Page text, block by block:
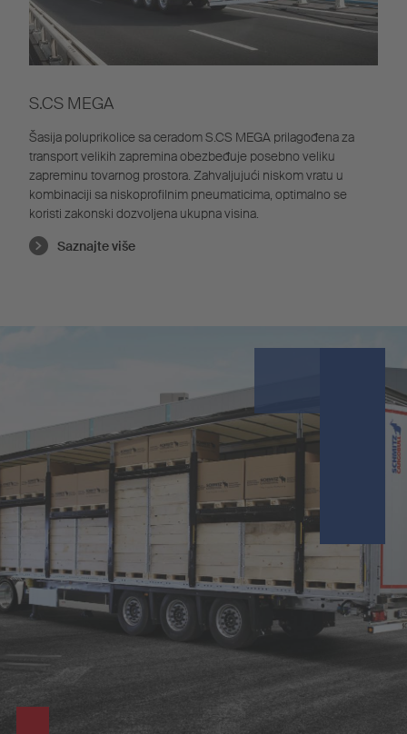
S.CS MEGA
Šasija poluprikolice sa ceradom S.CS MEGA prilagođena za
transport velikih zapremina obezbeđuje posebno veliku
zapreminu tovarnog prostora. Zahvaljujući niskom vratu u
kombinaciji sa niskoprofilnim pneumaticima, optimalno se
koristi zakonski dozvoljena ukupna visina.
Saznajte više